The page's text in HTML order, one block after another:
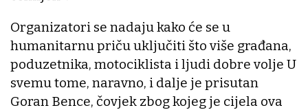
Organizatori se nadaju kako će se u
humanitarnu priču uključiti što više građana,
poduzetnika, motociklista i ljudi dobre volje U
svemu tome, naravno, i dalje je prisutan
Goran Bence, čovjek zbog kojeg je cijela ova